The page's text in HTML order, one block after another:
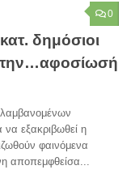
0
δημόσιοι
την…αφοσίωσή
εξακριβωθεί η
φαινόμενα
αποπεμφθείσα...